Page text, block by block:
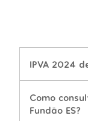
IPVA 2024
Como
Fundão ES?